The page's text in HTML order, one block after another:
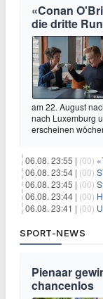
«Conan
die dritte
am 22. August
nach Luxemburg
erscheinen
06.08. 23:55 | (00)
06.08. 23:54 | (00)
06.08. 23:45 | (00)
06.08. 23:44 | (00)
06.08. 23:41 | (00)
SPORT-NEWS
Pienaar
chancenlos